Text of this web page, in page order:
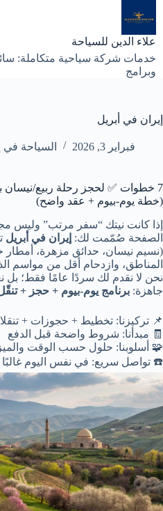
إلى
المحتوى
علاء الدين للسياحة
خدمات شركة سياحية متكاملة:
وبرامج
إيران في أبريل
فبراير 3, 2026 السياحة في
7 خطوات ✅ لحجز رحلة ربيع/نيسان
(خطة يوم-بيوم + عقد واضح)
إذا كانت نيتك “سفر مرتب” وليس
الصفحة صُمّمت لك: إيران في أبريل
(نسيم نيسان، حدائق مزهرة،
المناطق، وازدحام أقل من مواسم
نحن لا نقدم لك سردًا عامًا فقط؛ بل
جاهزة: برنامج يوم-بيوم + حجز +
📌 تركيزنا: تخطيط + حجوزات +
🧾 مبدأنا: شروط واضحة قبل الدفع
🧩 أسلوبنا: حلول حسب الوقت
☎️ تواصل سريع: في نفس اليوم غالبًا